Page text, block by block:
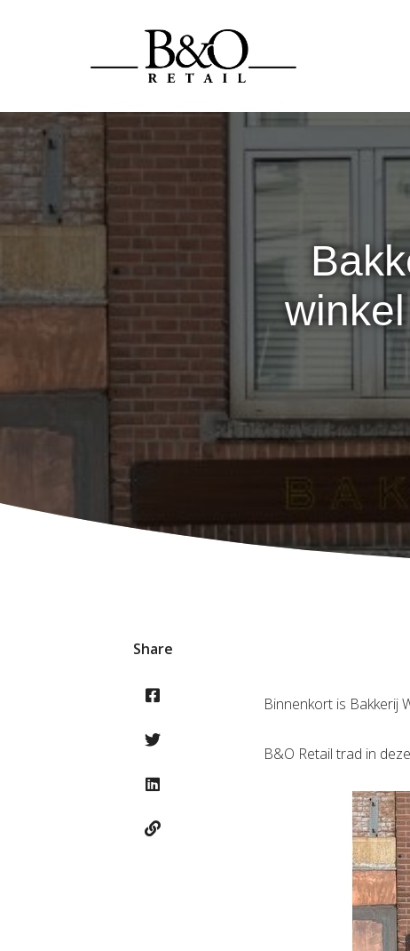
Share
Binnenkort is Bakkerij
B&O Retail trad in